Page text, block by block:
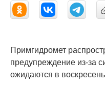
Примгидромет
предупреждение из-за
ожидаются в